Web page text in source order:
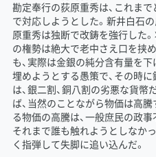
勘定奉行の荻原重秀は、これま
で対応しようとした。新井白石
原重秀は独断で改鋳を強行した
の権勢は絶大で老中さえ口を挟
も、実際は金銀の純分含有量を
埋めようとする愚策で、その時に
は、銀二割、銅八割の劣悪な貨
ば、当然のことながら物価は高
る物価の高騰は、一般庶民の政
それまで誰も触れようとしなか
く指弾して失脚に追い込んだ。